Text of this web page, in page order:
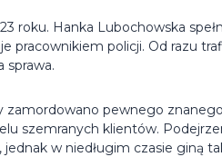
roku. Hanka Lubochowska
pracownikiem policji. Od razu
sprawa.
zamordowano pewnego
szemranych klientów.
w niedługim czasie giną